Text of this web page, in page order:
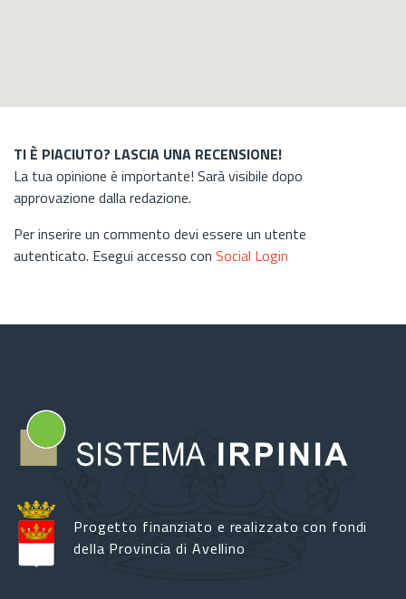
TI È PIACIUTO? LASCIA UNA RECENSIONE!
La tua opinione è importante! Sarà visibile dopo
approvazione dalla redazione.
Per inserire un commento devi essere un utente
autenticato. Esegui accesso con Social Login
Progetto finanziato e realizzato con fondi
della Provincia di Avellino